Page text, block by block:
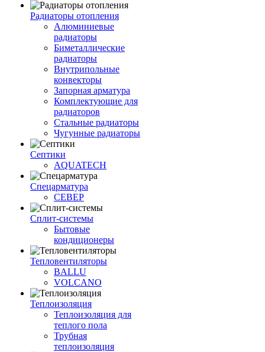
Радиаторы отопления
Алюминиевые
радиаторы
Биметаллические
радиаторы
Внутрипольные
конвекторы
Запорная арматура
Комплектующие для
радиаторов
Стальные радиаторы
Чугунные радиаторы
Септики
AQUATECH
Спецарматура
СЕВЕР
Сплит-системы
Бытовые
кондиционеры
Тепловентиляторы
BALLU
VOLCANO
Теплоизоляция
Теплоизоляция для
теплого пола
Трубная
теплоизоляция